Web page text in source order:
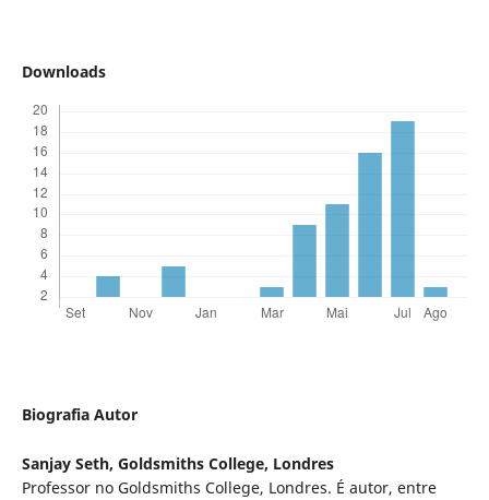
Downloads
Biografia Autor
Sanjay Seth, Goldsmiths College, Londres
Professor no Goldsmiths College, Londres. É autor, entre